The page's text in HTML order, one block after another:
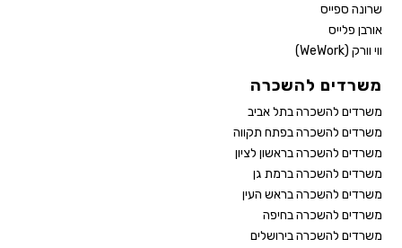
שרונה ספייס
אורבן פלייס
ווי וורק (WeWork)
משרדים להשכרה
משרדים להשכרה בתל אביב
משרדים להשכרה בפתח תקווה
משרדים להשכרה בראשון לציון
משרדים להשכרה ברמת גן
משרדים להשכרה בראש העין
משרדים להשכרה בחיפה
משרדים להשכרה בירושלים